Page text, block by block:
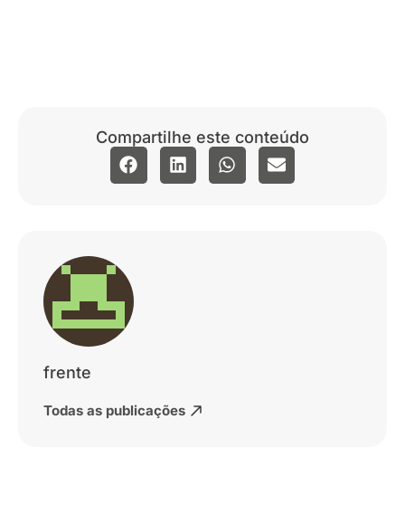
Compartilhe este conteúdo
frente
Todas as publicações